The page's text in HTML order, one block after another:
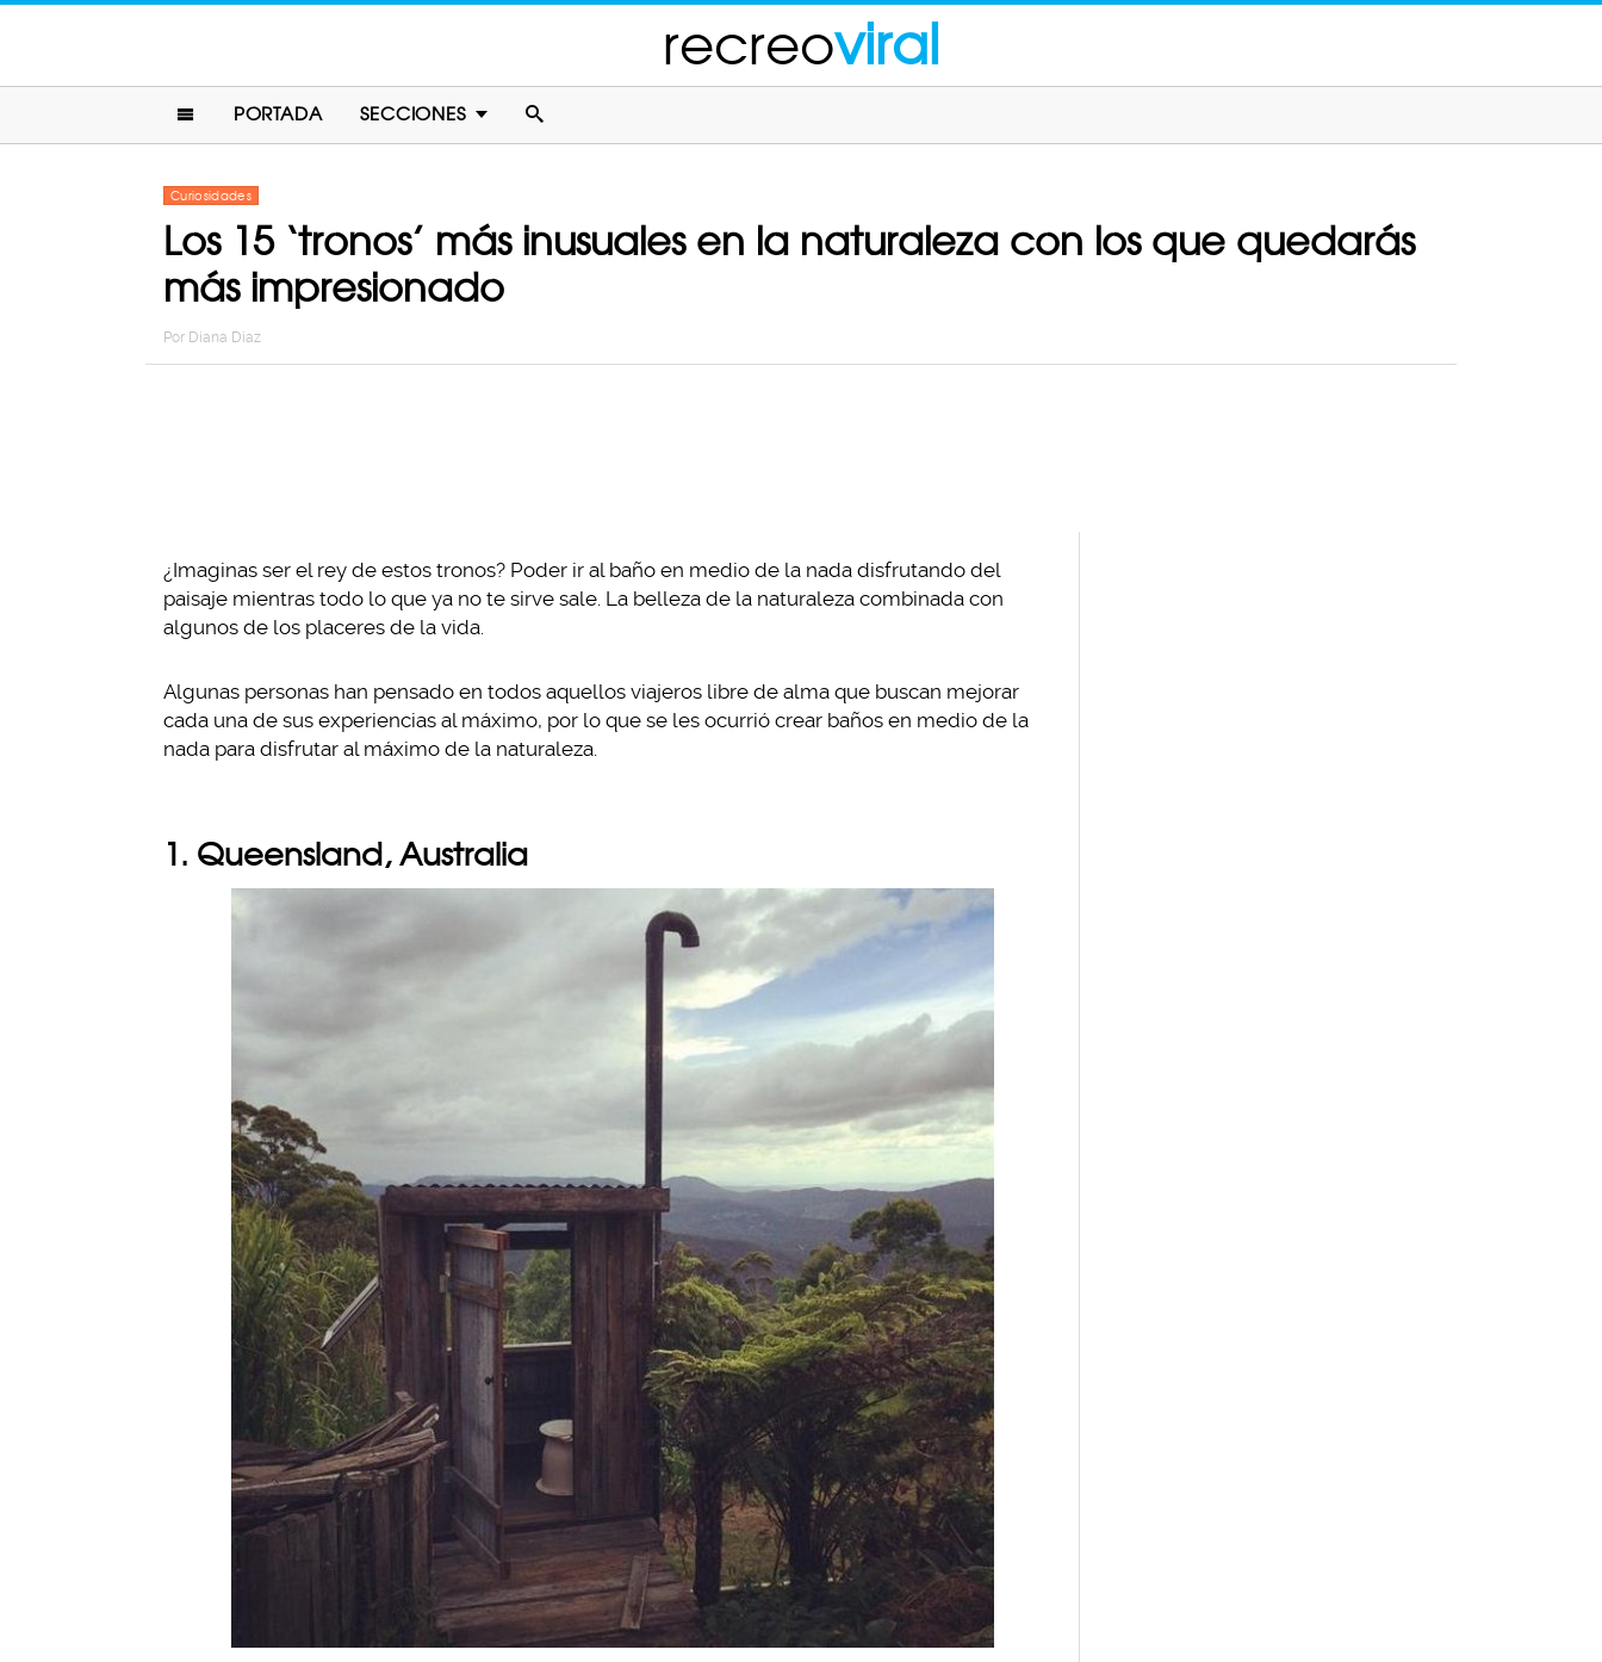
recreoviral
PORTADA SECCIONES
Curiosidades
Los 15 ‘tronos’ más inusuales en la naturaleza con los que quedarás
más impresionado
Por Diana Diaz
¿Imaginas ser el rey de estos tronos? Poder ir al baño en medio de la nada disfrutando del
paisaje mientras todo lo que ya no te sirve sale. La belleza de la naturaleza combinada con
algunos de los placeres de la vida.
Algunas personas han pensado en todos aquellos viajeros libre de alma que buscan mejorar
cada una de sus experiencias al máximo, por lo que se les ocurrió crear baños en medio de la
nada para disfrutar al máximo de la naturaleza.
1. Queensland, Australia